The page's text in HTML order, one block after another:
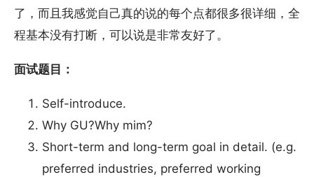
了，而且我感觉自己真的说的每个点都很多很详细，全
程基本没有打断，可以说是非常友好了。
面试题目：
Self-introduce.
Why GU?Why mim?
Short-term and long-term goal in detail. (e.g.
preferred industries, preferred working